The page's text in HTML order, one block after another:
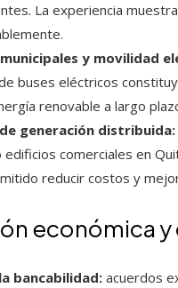
La experiencia
y movilidad
buses eléctricos
renovable a largo
generación distribuida:
edificios comerciales en
reducir costos y
económica
bancabilidad: acuerdos